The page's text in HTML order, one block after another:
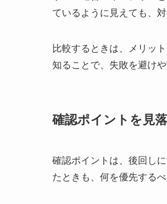
ているように見えても、
比較するときは、メリット
知ることで、失敗を避けや
確認ポイントを見
確認ポイントは、後回し
たときも、何を優先する